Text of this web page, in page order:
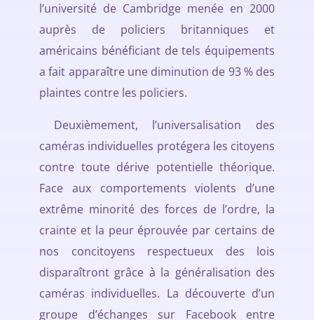
l’université de Cambridge menée en 2000
auprès de policiers britanniques et
américains bénéficiant de tels équipements
a fait apparaître une diminution de 93 % des
plaintes contre les policiers.
Deuxièmement, l’universalisation des
caméras individuelles protégera les citoyens
contre toute dérive potentielle théorique.
Face aux comportements violents d’une
extrême minorité des forces de l’ordre, la
crainte et la peur éprouvée par certains de
nos concitoyens respectueux des lois
disparaîtront grâce à la généralisation des
caméras individuelles. La découverte d’un
groupe d’échanges sur Facebook entre